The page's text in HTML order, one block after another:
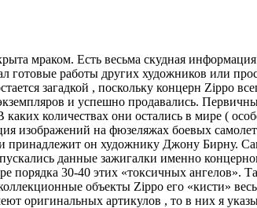
мраком. Есть весьма скудная
работы других художников или
загадкой , поскольку концерн Zippo
и успешно продавались.
количествах они остались в мире (
изображений на фюзеляжах боевых
он художнику Джону Бирну.
данные зажигалки именно
30-40 этих «токсичных ангелов».
объекты Zippo его «кисти»
оригинальных артикулов , то в них я